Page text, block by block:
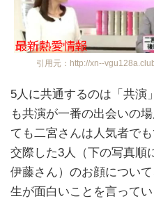
引用元：http://xn--
5人に共通するのは「共演
も共演が一番の出会いの
ても二宮さんは人気者で
交際した3人（下の写真順
伊藤さん）のお顔につい
生が面白いことを言ってい